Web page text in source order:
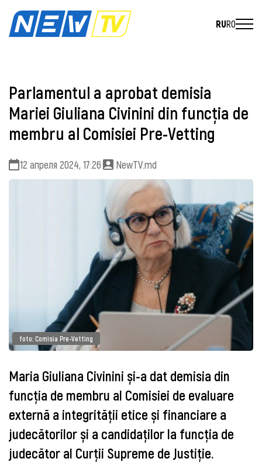
RURO
Parlamentul a aprobat demisia
Mariei Giuliana Civinini din funcția de
membru al Comisiei Pre-Vetting
12 апреля 2024, 17:26 NewTV.md
foto: Comisia Pre-Vetting
Maria Giuliana Civinini și-a dat demisia din
funcția de membru al Comisiei de evaluare
externă a integrității etice și financiare a
judecătorilor și a candidaților la funcția de
judecător al Curții Supreme de Justiție.